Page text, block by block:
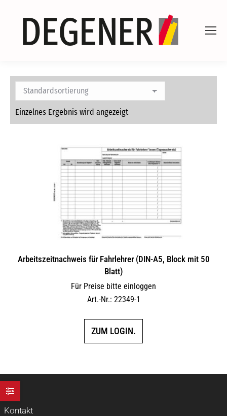
Einzelnes Ergebnis wird angezeigt
Arbeitszeitnachweis für Fahrlehrer (DIN-A5, Block mit 50
Blatt)
Für Preise bitte einloggen
Art.-Nr.: 22349-1
ZUM LOGIN.
Kontakt